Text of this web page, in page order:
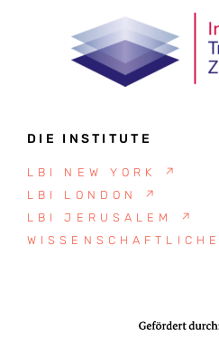
DIE INSTITUTE
LBI NEW YORK
↗
LBI LONDON
↗
LBI JERUSALEM
↗